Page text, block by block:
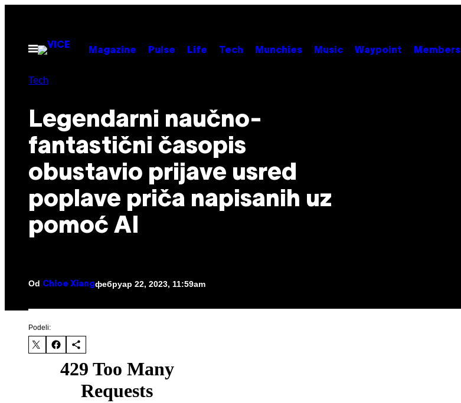
садржај
Otvori
Meni
Magazine Pulse Life Tech Munchies Music Waypoint Members
Tech
Legendarni naučno-
fantastični časopis
obustavio prijave usred
poplave priča napisanih uz
pomoć AI
Od Chloe Xiang фебруар 22, 2023, 11:59am
Podeli: